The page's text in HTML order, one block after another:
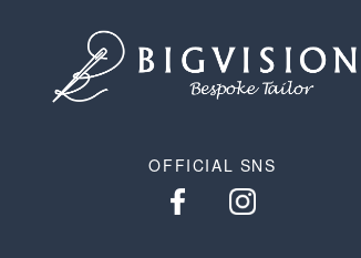
OFFICIAL SNS